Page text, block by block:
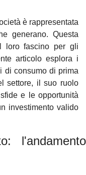
è rappresentata
generano. Questa
loro fascino per gli
articolo esplora i
di consumo di prima
settore, il suo ruolo
e le opportunità
investimento valido
l'andamento